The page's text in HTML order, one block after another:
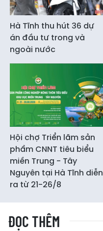
Hà Tĩnh thu hút 36 dự
án đầu tư trong và
ngoài nước
Hội chợ Triển lãm sản
phẩm CNNT tiêu biểu
miền Trung - Tây
Nguyên tại Hà Tĩnh diễn
ra từ 21-26/8
ĐỌC THÊM